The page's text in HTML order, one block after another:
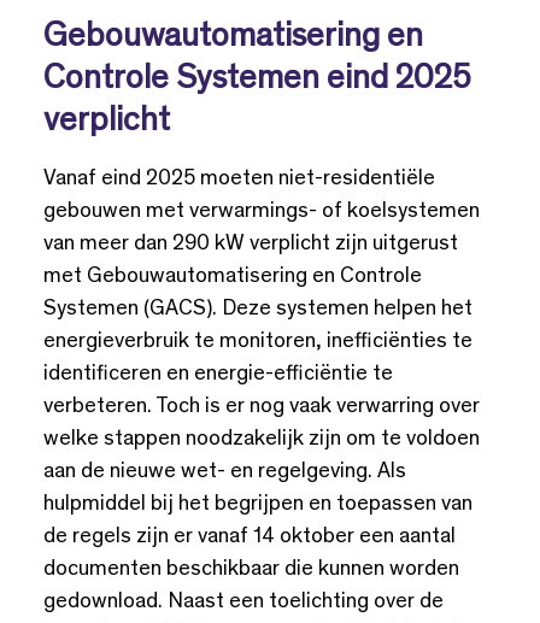
Gebouwautomatisering en
Controle Systemen eind 2025
verplicht
Vanaf eind 2025 moeten niet-residentiële
gebouwen met verwarmings- of koelsystemen
van meer dan 290 kW verplicht zijn uitgerust
met Gebouwautomatisering en Controle
Systemen (GACS). Deze systemen helpen het
energieverbruik te monitoren, inefficiënties te
identificeren en energie-efficiëntie te
verbeteren. Toch is er nog vaak verwarring over
welke stappen noodzakelijk zijn om te voldoen
aan de nieuwe wet- en regelgeving. Als
hulpmiddel bij het begrijpen en toepassen van
de regels zijn er vanaf 14 oktober een aantal
documenten beschikbaar die kunnen worden
gedownload. Naast een toelichting over de